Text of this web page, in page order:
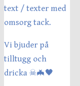
text / texter med
omsorg tack.
Vi bjuder på
tilltugg och
dricka ☠🦇🖤